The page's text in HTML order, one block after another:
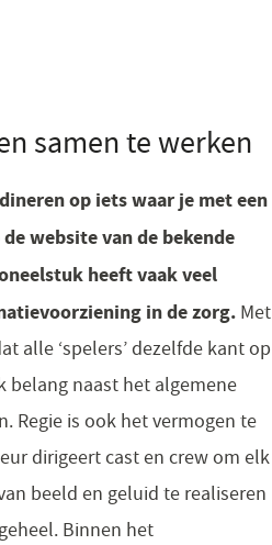
samen te werken
op iets waar je met een
website van de bekende
heeft vaak veel
in de zorg. Met
alle ‘spelers’ dezelfde kant op
belang naast het algemene
Regie is ook het vermogen te
dirigeert cast en crew om elk
beeld en geluid te realiseren
Binnen het